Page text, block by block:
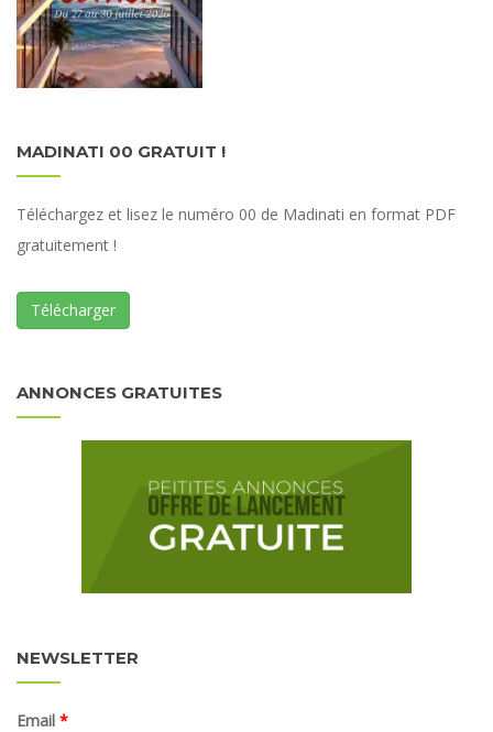
MADINATI 00 GRATUIT !
Téléchargez et lisez le numéro 00 de Madinati en format PDF
gratuitement !
Télécharger
ANNONCES GRATUITES
NEWSLETTER
Email